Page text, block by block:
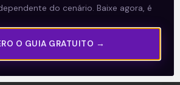
do cenário. Baixe agora, é
O GUIA GRATUITO →